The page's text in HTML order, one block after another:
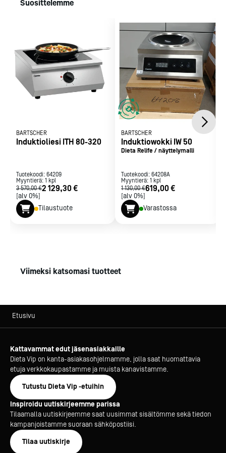
Suosittelemme
BARTSCHER
Induktioliesi ITH 80-320
Tuotekoodi: 64209
Myyntierä: 1 kpl
3 570,00 €2 129,30 €
[alv 0%]
Tilaustuote
BARTSCHER
Induktiowokki IW 50
Dieta Relife / näyttelymalli
Tuotekoodi: 64208A
Myyntierä: 1 kpl
1 130,00 €619,00 €
[alv 0%]
Varastossa
Viimeksi katsomasi tuotteet
Etusivu
Kattavammat edut jäsenasiakkaille
Dieta Vip on kanta-asiakasohjelmamme, jolla saat huomattavia
etuja verkkokaupastamme ja muista kanavistamme.
Tutustu Dieta Vip -etuihin
Inspiroidu uutiskirjeemme parissa
Tilaamalla uutiskirjeemme saat uusimmat sisältömme sekä tiedon
kampanjoistamme suoraan sähköpostiisi.
Tilaa uutiskirje